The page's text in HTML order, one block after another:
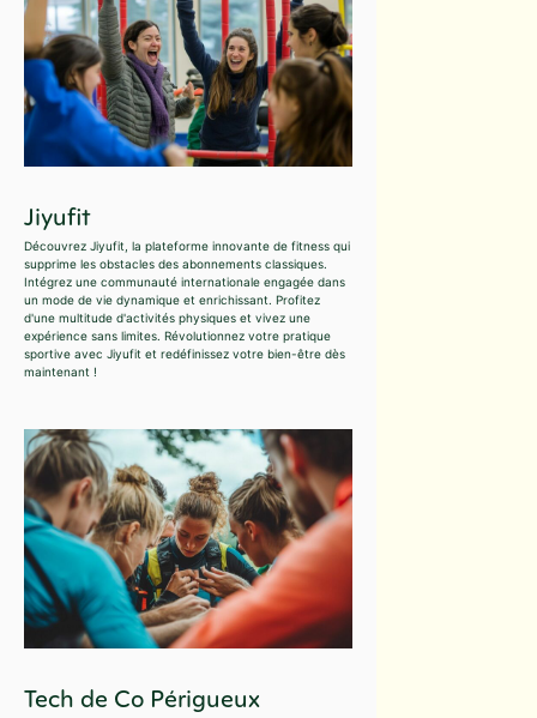
Jiyufit
Découvrez Jiyufit, la plateforme innovante de fitness qui
supprime les obstacles des abonnements classiques.
Intégrez une communauté internationale engagée dans
un mode de vie dynamique et enrichissant. Profitez
d'une multitude d'activités physiques et vivez une
expérience sans limites. Révolutionnez votre pratique
sportive avec Jiyufit et redéfinissez votre bien-être dès
maintenant !
Tech de Co Périgueux